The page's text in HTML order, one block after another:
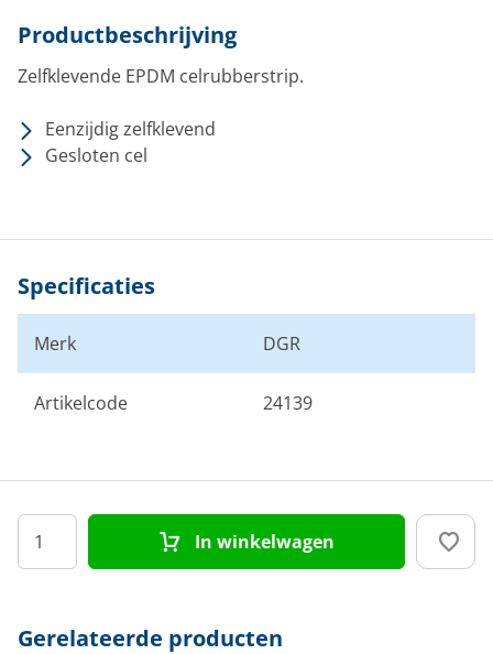
Productbeschrijving
Zelfklevende EPDM celrubberstrip.
Eenzijdig zelfklevend
Gesloten cel
Specificaties
Merk DGR
Artikelcode 24139
In winkelwagen
Gerelateerde producten